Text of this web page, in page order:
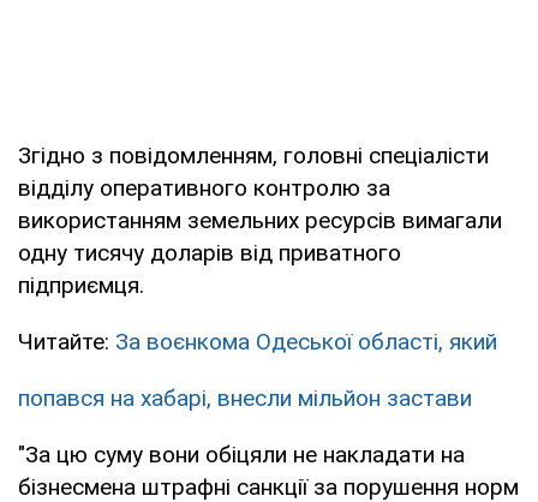
Згідно з повідомленням, головні спеціалісти
відділу оперативного контролю за
використанням земельних ресурсів вимагали
одну тисячу доларів від приватного
підприємця.
Читайте: За воєнкома Одеської області, який
попався на хабарі, внесли мільйон застави
"За цю суму вони обіцяли не накладати на
бізнесмена штрафні санкції за порушення норм